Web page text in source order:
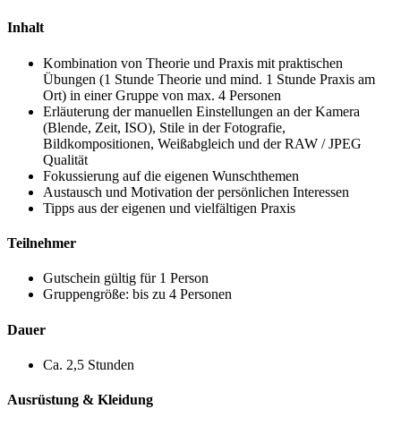
Inhalt
Kombination von Theorie und Praxis mit praktischen
Übungen (1 Stunde Theorie und mind. 1 Stunde Praxis am
Ort) in einer Gruppe von max. 4 Personen
Erläuterung der manuellen Einstellungen an der Kamera
(Blende, Zeit, ISO), Stile in der Fotografie,
Bildkompositionen, Weißabgleich und der RAW / JPEG
Qualität
Fokussierung auf die eigenen Wunschthemen
Austausch und Motivation der persönlichen Interessen
Tipps aus der eigenen und vielfältigen Praxis
Teilnehmer
Gutschein gültig für 1 Person
Gruppengröße: bis zu 4 Personen
Dauer
Ca. 2,5 Stunden
Ausrüstung & Kleidung